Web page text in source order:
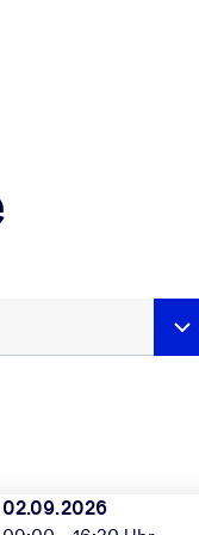
02.09.2026